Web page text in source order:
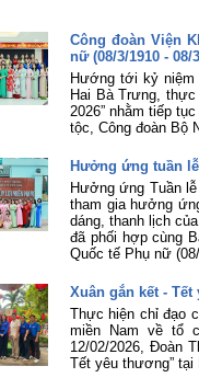
Công đoàn Viện
nữ (08/3/1910 -
Hướng tới kỷ niệm
Hai Bà Trưng,
2026” nhằm tiếp
tộc, Công đoàn Bộ
Hưởng ứng tuần
Hưởng ứng Tuần
tham gia hưởng
dáng, thanh lịch
đã phối hợp cùng
Quốc tế Phụ nữ
Xuân gắn kết -
Thực hiện chỉ đạo
miền Nam về tổ
12/02/2026, Đoàn
Tết yêu thương”